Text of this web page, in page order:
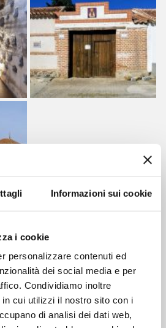
Informazioni sui cookie
i cookie
personalizzare contenuti ed
dei social media e per
Condividiamo inoltre
cui utilizzi il nostro sito con i
di analisi dei dati web,